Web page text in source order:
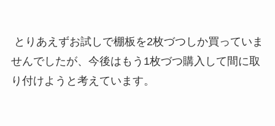
とりあえずお試しで棚板を2枚づつしか買っていま
せんでしたが、今後はもう1枚づつ購入して間に取
り付けようと考えています。